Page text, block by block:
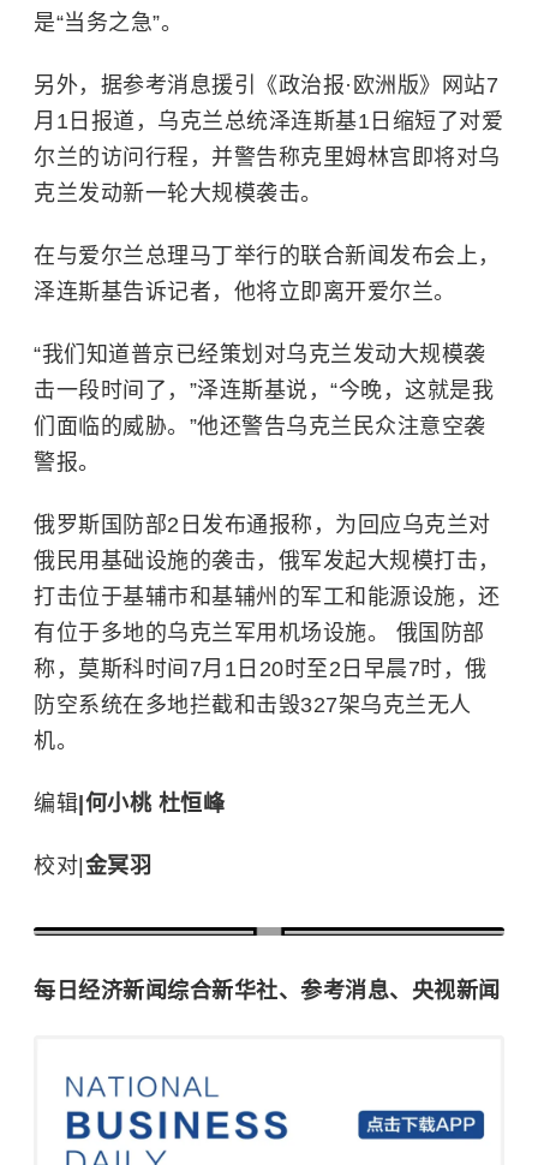
是“当务之急”。
另外，据参考消息援引《政治报·欧洲版》网站7
月1日报道，乌克兰总统泽连斯基1日缩短了对爱
尔兰的访问行程，并警告称克里姆林宫即将对乌
克兰发动新一轮大规模袭击。
在与爱尔兰总理马丁举行的联合新闻发布会上，
泽连斯基告诉记者，他将立即离开爱尔兰。
“我们知道普京已经策划对乌克兰发动大规模袭
击一段时间了，”泽连斯基说，“今晚，这就是我
们面临的威胁。”他还警告乌克兰民众注意空袭
警报。
俄罗斯国防部2日发布通报称，为回应乌克兰对
俄民用基础设施的袭击，俄军发起大规模打击，
打击位于基辅市和基辅州的军工和能源设施，还
有位于多地的乌克兰军用机场设施。 俄国防部
称，莫斯科时间7月1日20时至2日早晨7时，俄
防空系统在多地拦截和击毁327架乌克兰无人
机。
编辑 何小桃 杜恒峰
校对| 金冥羽
每日经济新闻综合新华社、参考消息、央视新闻